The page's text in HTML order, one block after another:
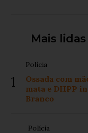
Mais lidas
1
Polícia
Ossada com
mata e DHPP
Branco
Polícia